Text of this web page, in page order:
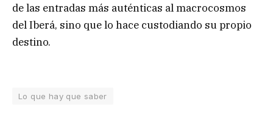
de las entradas más auténticas al macrocosmos
del Iberá, sino que lo hace custodiando su propio
destino.
Lo que hay que saber